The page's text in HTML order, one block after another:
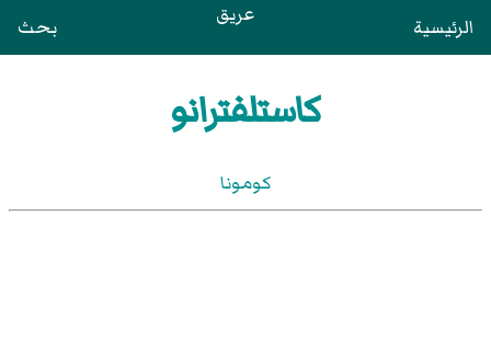
الرئيسية عريق بحث
كاستلفترانو
كومونا